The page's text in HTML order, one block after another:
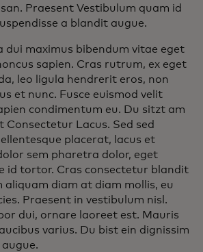
Praesent Vestibulum quam id
a blandit augue.
dui maximus bibendum vitae eget
sapien. Cras rutrum, ex eget
leo ligula hendrerit eros, non
et nunc. Fusce euismod velit
condimentum eu. Du sitzt am
Consectetur Lacus. Sed sed
placerat, lacus et
sem pharetra dolor, eget
id tortor. Cras consectetur blandit
aliquam diam at diam mollis, eu
Praesent in vestibulum nisl.
dui, ornare laoreet est. Mauris
varius. Du bist ein dignissim